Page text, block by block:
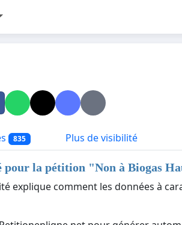
835 Plus de visibilité
pour la pétition "Non à Biogas
explique comment les données à